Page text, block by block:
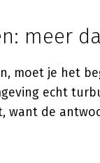
meer
moet je het
echt
want de